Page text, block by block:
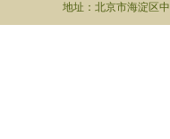
地址：北京市海淀区